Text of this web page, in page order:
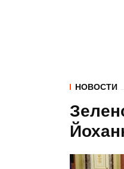
НОВОСТИ